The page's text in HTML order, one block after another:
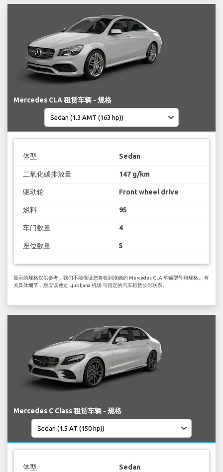
Mercedes CLA 租赁车辆 - 规格
体型 Sedan
二氧化碳排放量 147 g/km
驱动轮 Front wheel drive
燃料 95
车门数量 4
座位数量 5
显示的规格仅供参考，我们不能保证您将收到准确的 Mercedes CLA 车辆型号和规格。 有
关具体细节，您应该通过 Ljubljana 机场 与指定的汽车租赁公司联系。
Mercedes C Class 租赁车辆 - 规格
体型 Sedan